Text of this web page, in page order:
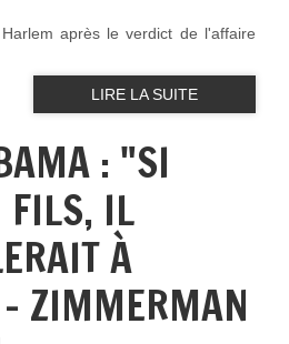
après le verdict de l'affaire
LIRE LA SUITE
: "SI
FILS, IL
À
ZIMMERMAN